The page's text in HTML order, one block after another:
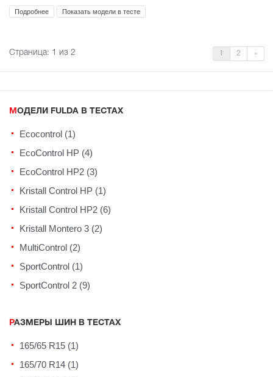
Подробнее Показать модели в тесте
Страница: 1 из 2 1 2 »
МОДЕЛИ FULDA В ТЕСТАХ
Ecocontrol (1)
EcoControl HP (4)
EcoControl HP2 (3)
Kristall Control HP (1)
Kristall Control HP2 (6)
Kristall Montero 3 (2)
MultiControl (2)
SportControl (1)
SportControl 2 (9)
РАЗМЕРЫ ШИН В ТЕСТАХ
165/65 R15 (1)
165/70 R14 (1)